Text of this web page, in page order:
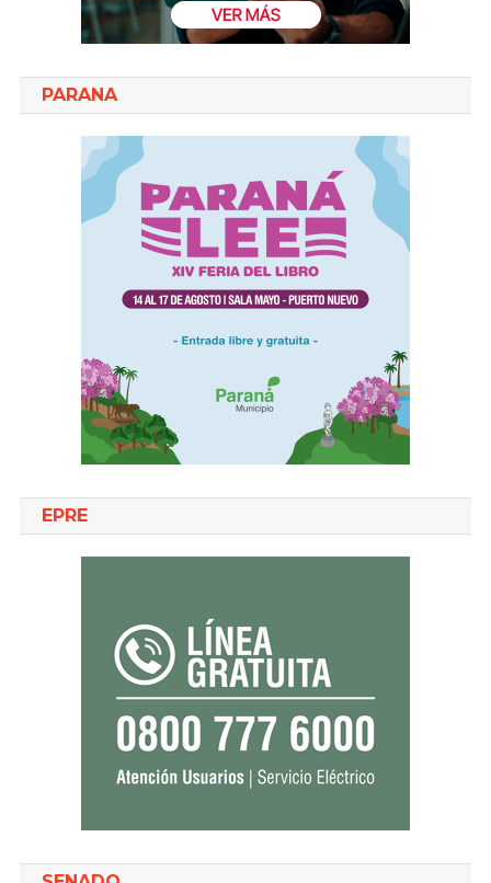
PARANA
EPRE